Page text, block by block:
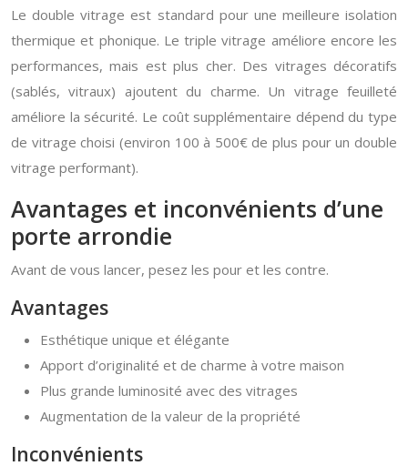
Le double vitrage est standard pour une meilleure isolation
thermique et phonique. Le triple vitrage améliore encore les
performances, mais est plus cher. Des vitrages décoratifs
(sablés, vitraux) ajoutent du charme. Un vitrage feuilleté
améliore la sécurité. Le coût supplémentaire dépend du type
de vitrage choisi (environ 100 à 500€ de plus pour un double
vitrage performant).
Avantages et inconvénients d’une
porte arrondie
Avant de vous lancer, pesez les pour et les contre.
Avantages
Esthétique unique et élégante
Apport d’originalité et de charme à votre maison
Plus grande luminosité avec des vitrages
Augmentation de la valeur de la propriété
Inconvénients